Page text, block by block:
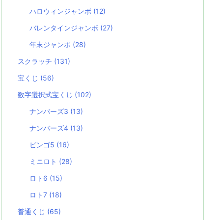
ハロウィンジャンボ (12)
バレンタインジャンボ (27)
年末ジャンボ (28)
スクラッチ (131)
宝くじ (56)
数字選択式宝くじ (102)
ナンバーズ3 (13)
ナンバーズ4 (13)
ビンゴ5 (16)
ミニロト (28)
ロト6 (15)
ロト7 (18)
普通くじ (65)